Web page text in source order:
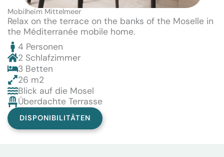
Mobilheim Mittelmeer
Relax on the terrace on the banks of the Moselle in
the Méditerranée mobile home.
4 Personen
2 Schlafzimmer
3 Betten
26 m2
Blick auf die Mosel
Überdachte Terrasse
DISPONIBILITÄTEN